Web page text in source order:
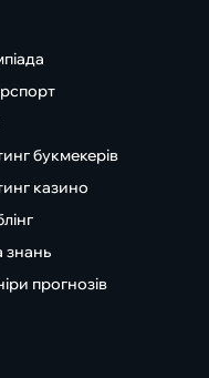
букмекерів
казино
знань
прогнозів